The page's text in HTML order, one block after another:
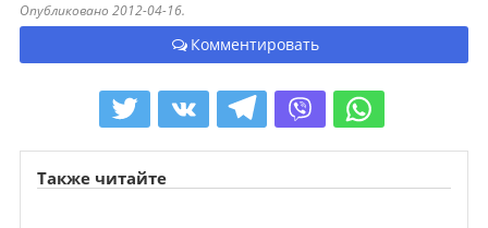
Опубликовано 2012-04-16.
Комментировать
Также читайте